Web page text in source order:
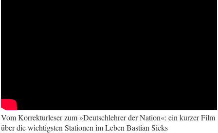
Vom Korrekturleser zum »Deutschlehrer der Nation«: ein kurzer Film
über die wichtigsten Stationen im Leben Bastian Sicks